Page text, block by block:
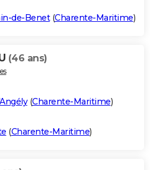
de-Benet(Charente-Maritime)
(46 ans)
(Charente-Maritime)
(Charente-Maritime)